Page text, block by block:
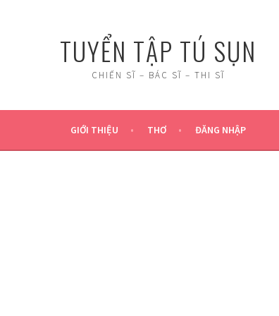
TUYỂN TẬP TÚ SỤN
CHIẾN SĨ – BÁC SĨ – THI SĨ
GIỚI THIỆU THƠ ĐĂNG NHẬP